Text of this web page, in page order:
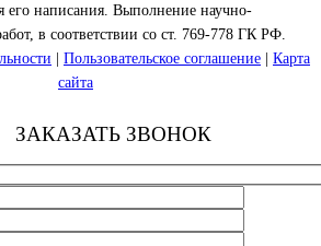
его написания. Выполнение научно-
в соответствии со ст. 769-778 ГК РФ.
Пользовательское соглашение
Карта
сайта
ЗАКАЗАТЬ ЗВОНОК